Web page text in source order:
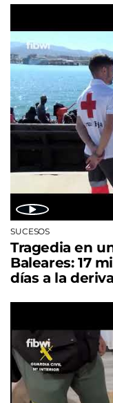
SUCESOS
Tragedia en
Baleares: 17
días a la deriva